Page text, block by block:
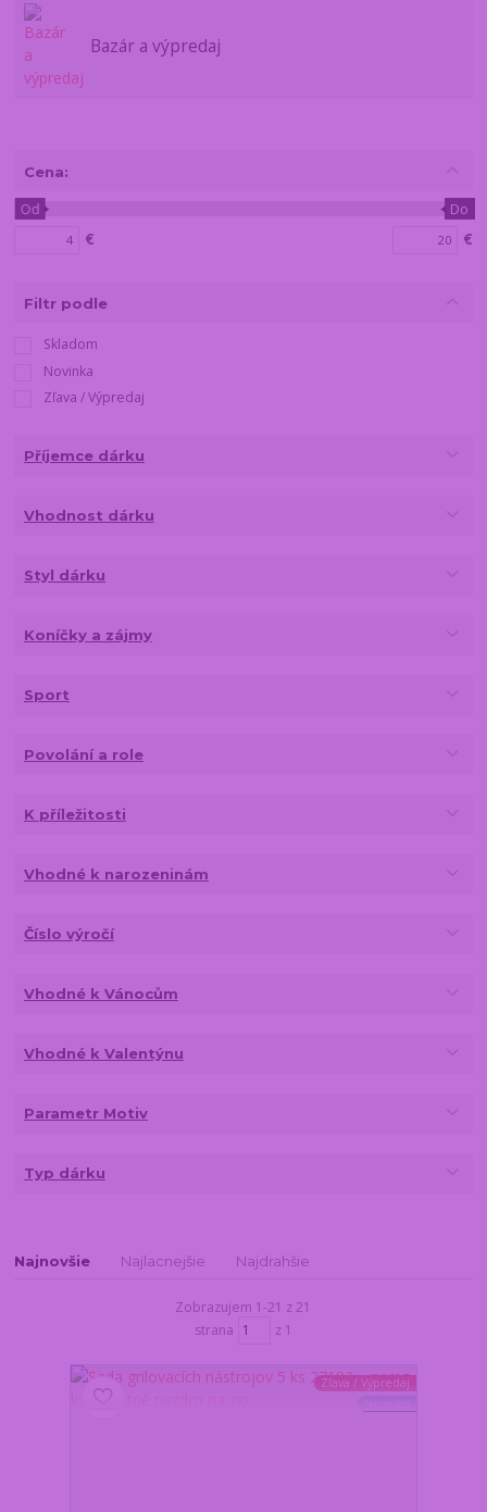
Bazár a výpredaj
Cena:
€
Od Do
€
Filtr podle
Skladom
Novinka
Zľava / Výpredaj
Příjemce dárku
Vhodnost dárku
Styl dárku
Koníčky a zájmy
Sport
Povolání a role
K příležitosti
Vhodné k narozeninám
Číslo výročí
Vhodné k Vánocům
Vhodné k Valentýnu
Parametr Motiv
Typ dárku
Najnovšie Najlacnejšie Najdrahšie
Zobrazujem 1-21 z 21
strana
z 1
Zľava / Výpredaj